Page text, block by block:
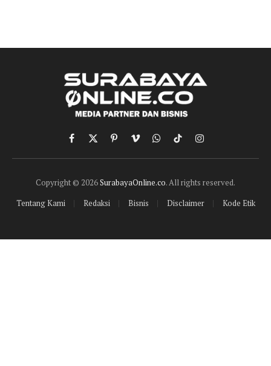
Facebook
X
(Twitter)
PinterestVimeoWhatsApp
TikTokInstagram
Copyright © 2026SurabayaOnline.co. All rights reserved.
Tentang Kami
Redaksi Bisnis Disclaimer Kode Etik